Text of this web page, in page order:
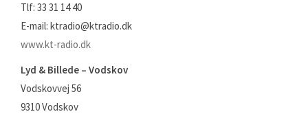
Tlf: 33 31 14 40
E-mail: ktradio@ktradio.dk
www.kt-radio.dk
Lyd & Billede – Vodskov
Vodskovvej 56
9310 Vodskov